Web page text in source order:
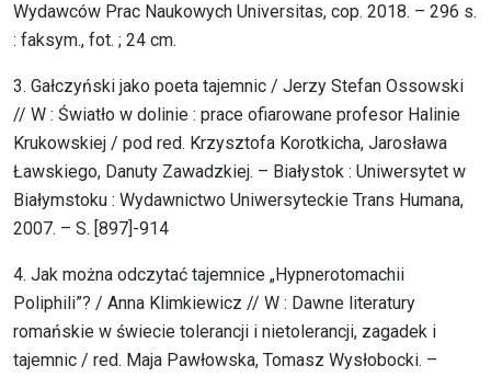
Wydawców Prac Naukowych Universitas, cop. 2018. – 296 s.
: faksym., fot. ; 24 cm.
3. Gałczyński jako poeta tajemnic / Jerzy Stefan Ossowski
// W : Światło w dolinie : prace ofiarowane profesor Halinie
Krukowskiej / pod red. Krzysztofa Korotkicha, Jarosława
Ławskiego, Danuty Zawadzkiej. – Białystok : Uniwersytet w
Białymstoku : Wydawnictwo Uniwersyteckie Trans Humana,
2007. – S. [897]-914
4. Jak można odczytać tajemnice „Hypnerotomachii
Poliphili”? / Anna Klimkiewicz // W : Dawne literatury
romańskie w świecie tolerancji i nietolerancji, zagadek i
tajemnic / red. Maja Pawłowska, Tomasz Wysłobocki. –